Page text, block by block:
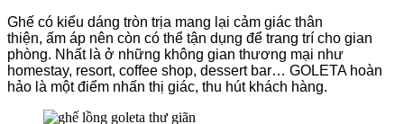
Ghế có kiểu dáng tròn trịa mang lại cảm giác thân
thiện, ấm áp nên còn có thể tận dụng để trang trí cho gian
phòng. Nhất l à ở những không gian thương mại như
homestay, resort, coffee shop, dessert bar… GOLETA hoàn
hảo l à mộtđiểm nhấn thị giác, thu hút khách hàng.